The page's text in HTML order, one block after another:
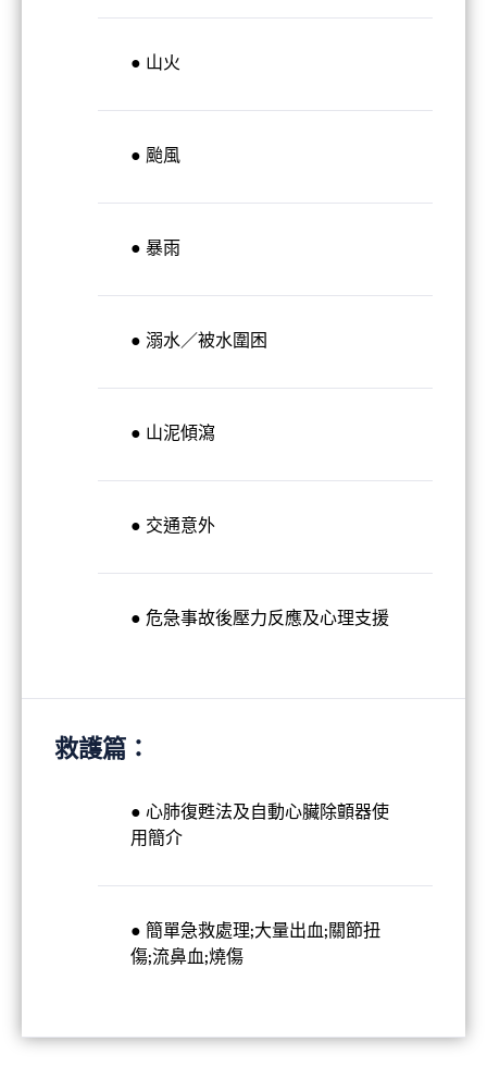
● 山火
● 颱風
● 暴雨
● 溺水／被水圍困
● 山泥傾瀉
● 交通意外
● 危急事故後壓力反應及心理支援
救護篇：
● 心肺復甦法及自動心臟除顫器使
用簡介
● 簡單急救處理;大量出血;關節扭
傷;流鼻血;燒傷